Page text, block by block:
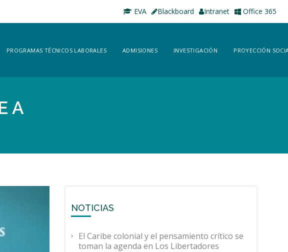
EVA Blackboard Intranet Office 365
PROGRAMAS TÉCNICOS LABORALES ADMISIONES INVESTIGACIÓN PROYECCIÓN
A
NOTICIAS
El Caribe colonial y el pensamiento crítico se
toman la agenda en Los Libertadores